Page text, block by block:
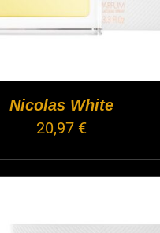
Nicolas White
20,97 €